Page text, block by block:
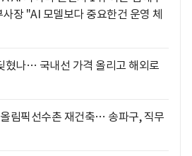
장 "AI 모델보다 중요한건 운영 체
혔나… 국내선 가격 올리고 해외로
림픽선수촌 재건축… 송파구, 직무